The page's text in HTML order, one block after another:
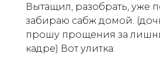
Вытащил, разобрать, уже
забираю сабж домой.
прошу прощения за
кадре) Вот улитка: